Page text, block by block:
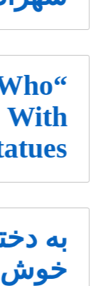
Who
With
به
خوش